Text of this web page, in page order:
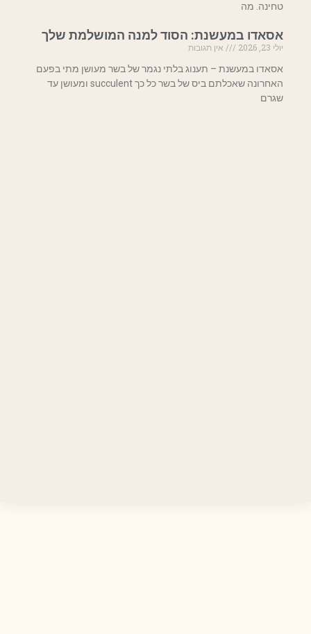
טחינה. מה
אסאדו במעשנת: הסוד למנה המושלמת שלך
יולי 23, 2026
אין תגובות
אסאדו במעשנת – תענוג בלתי נגמר של בשר מעושן מתי בפעם
האחרונה שאכלתם ביס של בשר כל כך succulent ומעושן עד
שגרם